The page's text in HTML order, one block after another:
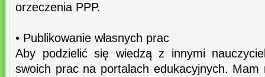
orzeczenia PPP.
• Publikowanie własnych prac
Aby podzielić się wiedzą z innymi
swoich prac na portalach edukacyjnych.